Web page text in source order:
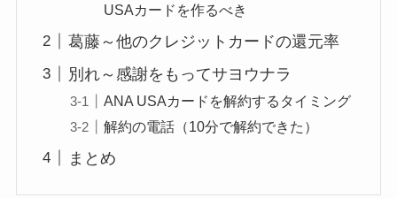
USAカードを作るべき
葛藤～他のクレジットカードの還元率
別れ～感謝をもってサヨウナラ
ANA USAカードを解約するタイミング
解約の電話（10分で解約できた）
まとめ